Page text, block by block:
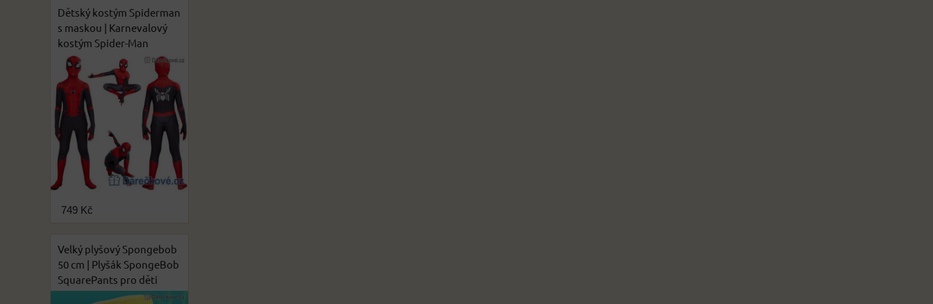
Dětský kostým Spiderman
s maskou | Karnevalový
kostým Spider-Man
749 Kč
Velký plyšový Spongebob
50 cm | Plyšák SpongeBob
SquarePants pro děti